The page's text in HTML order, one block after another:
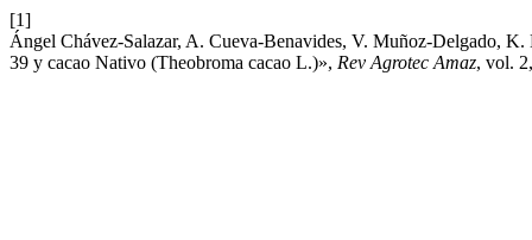
[1]
Ángel Chávez-Salazar, A. Cueva-Benavides, V. Muñoz-Delgado,
39 y cacao Nativo (Theobroma cacao L.)», Rev Agrotec Amaz, vol.